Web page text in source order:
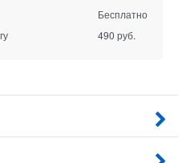
Бесплатно
490 руб.